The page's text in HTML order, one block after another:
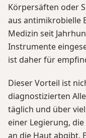
Körpersäften oder
aus antimikrobielle
Medizin seit
Instrumente
ist daher für
Dieser Vorteil ist
diagnostizierten
täglich und über
einer Legierung,
an die Haut abgibt.